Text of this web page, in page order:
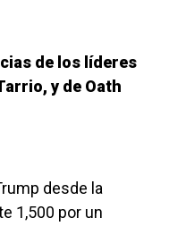
de los líderes
y de Oath
desde la
1,500 por un